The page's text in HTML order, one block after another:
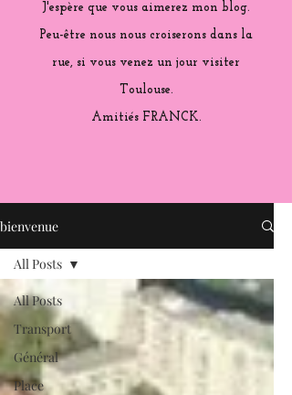
J'espère que vous aimerez mon blog.
Peu-être nous nous croiserons dans la
rue, si vous venez un jour visiter
Toulouse.
Amitiés FRANCK.
bienvenue
All Posts
Transport
Général
Place
All Posts